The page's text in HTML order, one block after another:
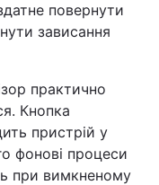
повернути
зависання
практично
Кнопка
пристрій у
фонові процеси
при вимкненому